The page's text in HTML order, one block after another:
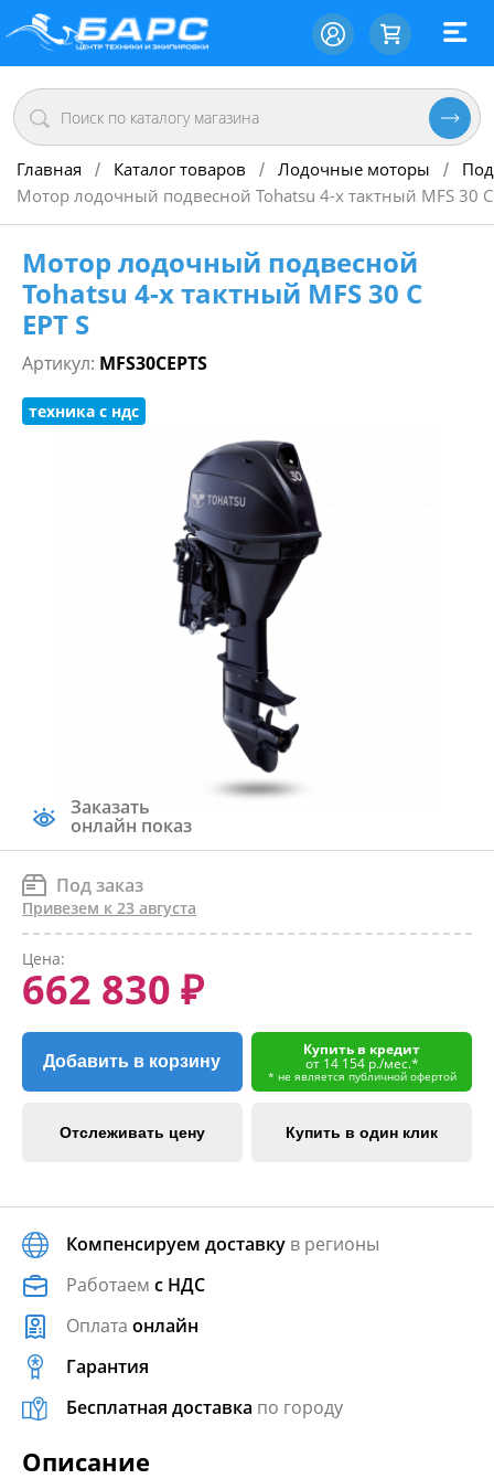
Главная / Каталог товаров / Лодочные моторы /
Мотор лодочный подвесной Tohatsu 4-х тактный MFS 30 C
Мотор лодочный подвесной
Tohatsu 4-х тактный MFS 30 C
EPT S
Артикул: MFS30CEPTS
техника с ндс
Заказать
онлайн показ
Под заказ
Привезем к 23 августа
Цена:
662 830 ₽
Добавить в корзину
Купить в кредит
от 14 154 р./мес.*
* не является публичной офертой
Отслеживать цену Купить в один клик
Компенсируем доставку в регионы
Работаем с НДС
Оплата онлайн
Гарантия
Бесплатная доставка по городу
Описание